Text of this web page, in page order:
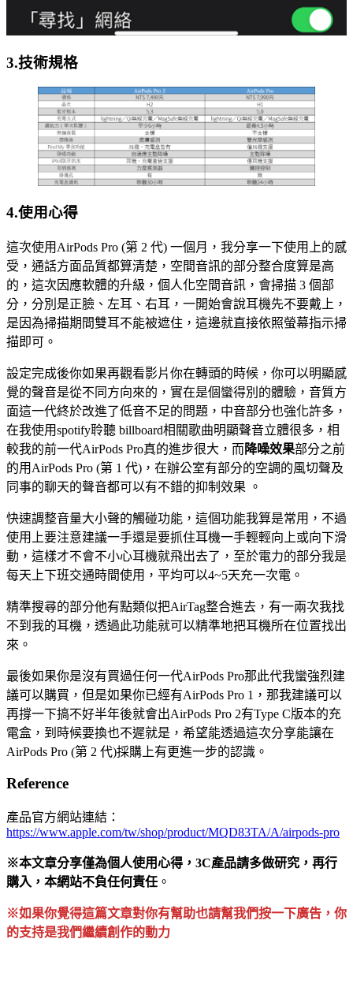
3.技術規格
4.使用心得
這次使用AirPods Pro (第 2 代) 一個月，我分享一下使用上的感
受，通話方面品質都算清楚，空間音訊的部分整合度算是高
的，這次因應軟體的升級，個人化空間音訊，會掃描 3 個部
分，分別是正臉、左耳、右耳，一開始會說耳機先不要戴上，
是因為掃描期間雙耳不能被遮住，這邊就直接依照螢幕指示掃
描即可。
設定完成後你如果再觀看影片你在轉頭的時候，你可以明顯感
覺的聲音是從不同方向來的，實在是個蠻得別的體驗，音質方
面這一代終於改進了低音不足的問題，中音部分也強化許多，
在我使用spotify聆聽 billboard相關歌曲明顯聲音立體很多，相
較我的前一代AirPods Pro真的進步很大，而 降噪效果部分之前
的用AirPods Pro (第 1 代)，在辦公室有部分的空調的風切聲及
同事的聊天的聲音都可以有不錯的抑制效果 。
快速調整音量大小聲的觸碰功能，這個功能我算是常用，不過
使用上要注意建議一手還是要抓住耳機一手輕輕向上或向下滑
動，這樣才不會不小心耳機就飛出去了，至於電力的部分我是
每天上下班交通時間使用，平均可以4~5天充一次電。
精準搜尋的部分他有點類似把AirTag整合進去，有一兩次我找
不到我的耳機，透過此功能就可以精準地把耳機所在位置找出
來。
最後如果你是沒有買過任何一代AirPods Pro那此代我蠻強烈建
議可以購買，但是如果你已經有AirPods Pro 1，那我建議可以
再撐一下搞不好半年後就會出AirPods Pro 2有Type C版本的充
電盒，到時候要換也不遲就是，希望能透過這次分享能讓在
AirPods Pro (第 2 代)採購上有更進一步的認識。
Reference
產品官方網站連結：
https://www.apple.com/tw/shop/product/MQD83TA/A/airpods-pro
※本文章分享僅為個人使用心得，3C產品請多做研究，再行
購入，本網站不負任何責任 。
※如果你覺得這篇文章對你有幫助也請幫我們按一下廣告，你
的支持是我們繼續創作的動力